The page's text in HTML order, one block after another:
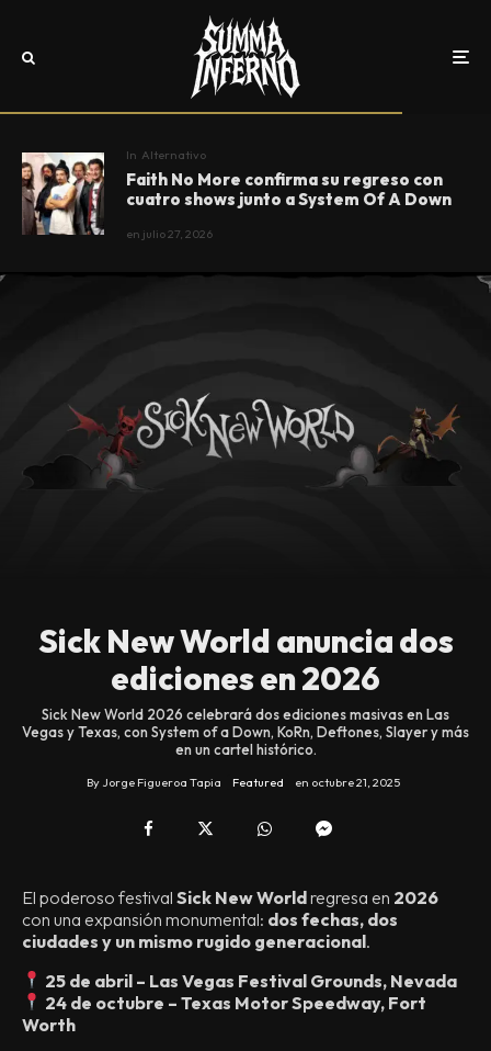
In Alternativo
Faith No More confirma su regreso con
cuatro shows junto a System Of A Down
en julio 27, 2026
Sick New World anuncia dos
ediciones en 2026
Sick New World 2026 celebrará dos ediciones masivas en Las
Vegas y Texas, con System of a Down, KoRn, Deftones, Slayer y más
en un cartel histórico.
By Jorge Figueroa Tapia Featured en octubre 21, 2025
El poderoso festival Sick New Worldregresa en 2026
con una expansión monumental: dos fechas, dos
ciudades y un mismo rugido generacional.
25 de abril – Las Vegas Festival Grounds, Nevada
24 de octubre – Texas Motor Speedway, Fort
Worth